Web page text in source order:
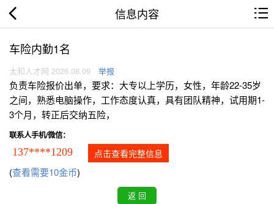
信息内容
车险内勤1名
太和人才网 2026.08.09 举报
负责车险报价出单，要求：大专以上学历，女性，年龄22-35岁
之间，熟悉电脑操作，工作态度认真，具有团队精神，试用期1-
3个月，转正后交纳五险，
联系人手机/微信：
137****1209 点击查看完整信息
(查看需要10金币)